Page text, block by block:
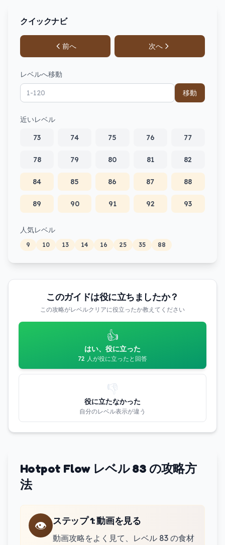
クイックナビ
前へ 次へ
レベルへ移動
移動
近いレベル
73
74 75 76 77
78 79 80 81 82
84 85 86 87 88
89 90 91 92 93
人気レベル
9 10 13 14 16 25 35 88
このガイドは役に立ちましたか？
この攻略がレベルクリアに役立ったか教えてください
👍
はい、役に立った
72 人が役に立ったと回答
👎
役に立たなかった
自分のレベル表示が違う
Hotpot Flow レベル 83 の攻略方
法
👁️ ステップ 1:動画を見る
動画攻略をよく見て、レベル 83 の食材